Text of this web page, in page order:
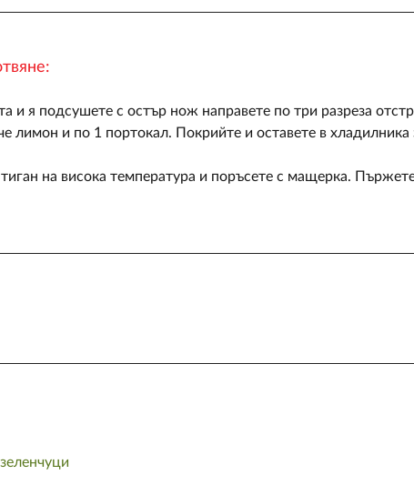
и я подсушете с остър нож направете по три разреза
лимон и по 1 портокал. Покрийте и оставете в хладилника
тиган на висока температура и поръсете с мащерка.